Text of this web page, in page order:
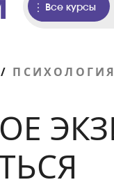
Все курсы
/ ПСИХОЛОГИЯ